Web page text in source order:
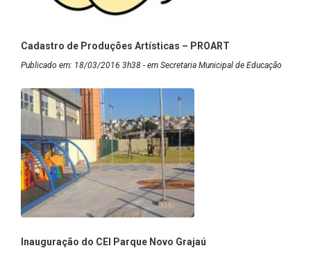
Cadastro de Produções Artísticas – PROART
Publicado em: 18/03/2016 3h38 - em Secretaria Municipal de Educação
Inauguração do CEI Parque Novo Grajaú